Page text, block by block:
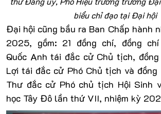
biểu chỉ đạo tại Đại hội
Đại hội cũng bầu ra Ban Chấp hành
2025, gồm: 21 đồng chí, đồng chí
Quốc Anh tái đắc cử Chủ tịch, đồng
Lợi tái đắc cử Phó Chủ tịch và đồng
Thư đắc cử Phó chủ tịch Hội Sinh
học Tây Đô lần thứ VII, nhiệm kỳ